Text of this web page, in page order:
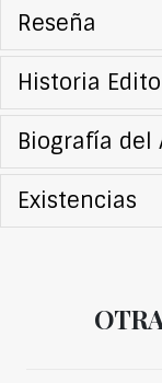
Reseña
Historia
Biografía del
Existencias